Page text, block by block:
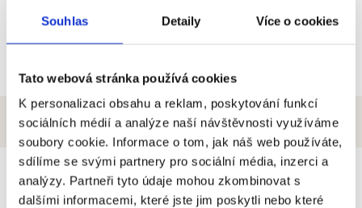
Souhlas Detaily Více o cookies
Tato webová stránka používá cookies
K personalizaci obsahu a reklam, poskytování funkcí
sociálních médií a analýze naší návštěvnosti využíváme
soubory cookie. Informace o tom, jak náš web používáte,
sdílíme se svými partnery pro sociální média, inzerci a
analýzy. Partneři tyto údaje mohou zkombinovat s
dalšími informacemi, které jste jim poskytli nebo které
Kalistová
Generální partner